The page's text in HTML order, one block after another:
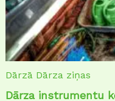
Dārzā Dārza ziņas
Dārza instrumentu